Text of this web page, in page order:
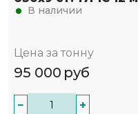
В наличии
Цена за тонну
95 000 руб
− +